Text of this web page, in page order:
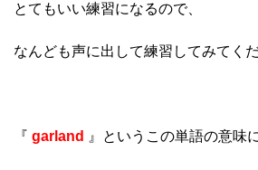
とてもいい練習になるので、
なんども声に出して練習してみてくだ
『 garland 』というこの単語の意味